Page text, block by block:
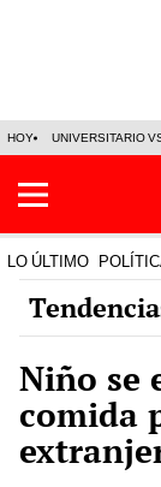
HOY UNIVERSITARIO
LO ÚLTIMO
Niño se
comida